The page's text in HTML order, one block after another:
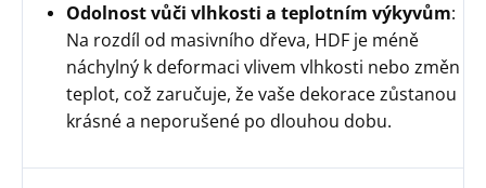
Odolnost vůči vlhkosti a teplotním výkyvům:
Na rozdíl od masivního dřeva, HDF je méně
náchylný k deformaci vlivem vlhkosti nebo změn
teplot, což zaručuje, že vaše dekorace zůstanou
krásné a neporušené po dlouhou dobu.